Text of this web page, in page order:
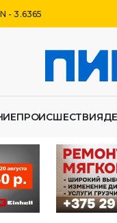
- 3.6365
ПРОИСШЕСТВИЯ